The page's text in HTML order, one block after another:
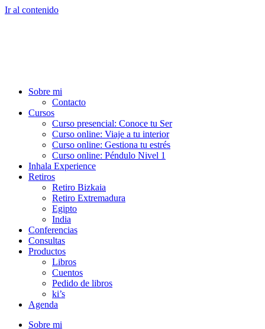
Ir al contenido
Sobre mi
Contacto
Cursos
Curso presencial: Conoce tu Ser
Curso online: Viaje a tu interior
Curso online: Gestiona tu estrés
Curso online: Péndulo Nivel 1
Inhala Experience
Retiros
Retiro Bizkaia
Retiro Extremadura
Egipto
India
Conferencias
Consultas
Productos
Libros
Cuentos
Pedido de libros
ki’s
Agenda
Sobre mi